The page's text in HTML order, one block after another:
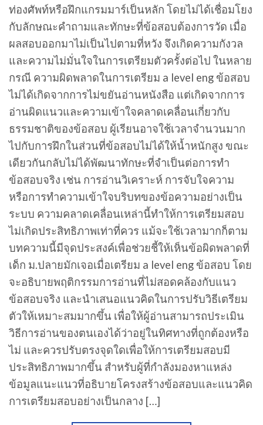
ท่องศัพท์หรือฝึกแกรมมาร์เป็นหลัก โดยไม่ได้เชื่อมโยง
กับลักษณะคำถามและทักษะที่ข้อสอบต้องการวัด เมื่อ
ผลสอบออกมาไม่เป็นไปตามที่หวัง จึงเกิดความกังวล
และความไม่มั่นใจในการเตรียมตัวครั้งต่อไป ในหลาย
กรณี ความผิดพลาดในการเตรียม a level eng ข้อสอบ
ไม่ได้เกิดจากการไม่ขยันอ่านหนังสือ แต่เกิดจากการ
อ่านผิดแนวและความเข้าใจคลาดเคลื่อนเกี่ยวกับ
ธรรมชาติของข้อสอบ ผู้เรียนอาจใช้เวลาจำนวนมาก
ไปกับการฝึกในส่วนที่ข้อสอบไม่ได้ให้น้ำหนักสูง ขณะ
เดียวกันกลับไม่ได้พัฒนาทักษะที่จำเป็นต่อการทำ
ข้อสอบจริง เช่น การอ่านวิเคราะห์ การจับใจความ
หรือการทำความเข้าใจบริบทของข้อความอย่างเป็น
ระบบ ความคลาดเคลื่อนเหล่านี้ทำให้การเตรียมสอบ
ไม่เกิดประสิทธิภาพเท่าที่ควร แม้จะใช้เวลามากก็ตาม
บทความนี้มีจุดประสงค์เพื่อช่วยชี้ให้เห็นข้อผิดพลาดที่
เด็ก ม.ปลายมักเจอเมื่อเตรียม a level eng ข้อสอบ โดย
จะอธิบายพฤติกรรมการอ่านที่ไม่สอดคล้องกับแนว
ข้อสอบจริง และนำเสนอแนวคิดในการปรับวิธีเตรียม
ตัวให้เหมาะสมมากขึ้น เพื่อให้ผู้อ่านสามารถประเมิน
วิธีการอ่านของตนเองได้ว่าอยู่ในทิศทางที่ถูกต้องหรือ
ไม่ และควรปรับตรงจุดใดเพื่อให้การเตรียมสอบมี
ประสิทธิภาพมากขึ้น สำหรับผู้ที่กำลังมองหาแหล่ง
ข้อมูลแนะแนวที่อธิบายโครงสร้างข้อสอบและแนวคิด
การเตรียมสอบอย่างเป็นกลาง […]